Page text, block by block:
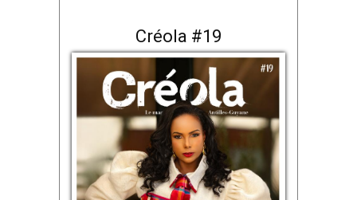
Créola #19